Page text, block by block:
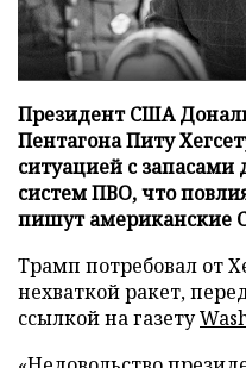
Президент США
Пентагона Питу
ситуацией с
систем ПВО, что
пишут американские
Трамп потребовал от
нехваткой ракет,
ссылкой на газету